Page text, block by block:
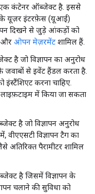
कंटेनर ऑब्जेक्ट है. इससे
के यूज़र इंटरफ़ेस (यूआई)
दिखने से जुड़े आंकड़ों को
ओपन मेज़रमेंट शामिल हैं.
है जो विज्ञापन का अनुरोध
जवाबों से इवेंट हैंडल करता है.
इंस्टैंशिएट करना चाहिए.
में किया जा सकता
है जो विज्ञापन अनुरोध
वीएएसटी विज्ञापन टैग का
पैरामीटर शामिल
है जिसमें विज्ञापन के
चलाने की सुविधा को